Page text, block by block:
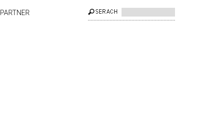
PARTNER